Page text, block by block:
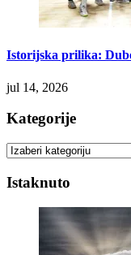
Istorijska prilika:
jul 14, 2026
Kategorije
Kategorije
Istaknuto